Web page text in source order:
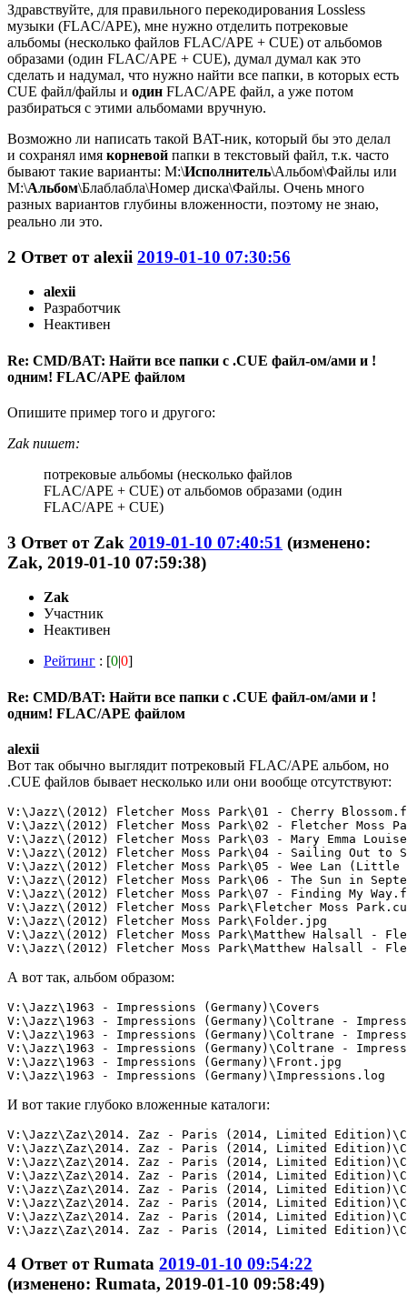
Здравствуйте, для правильного перекодирования Lossless
музыки (FLAC/APE), мне нужно отделить потрековые
альбомы (несколько файлов FLAC/APE + CUE) от альбомов
образами (один FLAC/APE + CUE), думал думал как это
сделать и надумал, что нужно найти все папки, в которых есть
CUE файл/файлы и один FLAC/APE файл, а уже потом
разбираться с этими альбомами вручную.
Возможно ли написать такой BAT-ник, который бы это делал
и сохранял имя корневой папки в текстовый файл, т.к. часто
бывают такие варианты: M:\Исполнитель\Альбом\Файлы или
M:\Альбом\Блаблабла\Номер диска\Файлы. Очень много
разных вариантов глубины вложенности, поэтому не знаю,
реально ли это.
2 Ответ отalexii 2019-01-10 07:30:56
alexii
Разработчик
Неактивен
Re: CMD/BAT: Найти все папки с .CUE файл-ом/ами и !
одним! FLAC/APE файлом
Опишите пример того и другого:
Zak пишет:
потрековые альбомы (несколько файлов
FLAC/APE + CUE) от альбомов образами (один
FLAC/APE + CUE)
3 Ответ от Zak 2019-01-10 07:40:51 (изменено:
Zak, 2019-01-10 07:59:38)
Zak
Участник
Неактивен
Рейтинг : [0|0]
Re: CMD/BAT: Найти все папки с .CUE файл-ом/ами и !
одним! FLAC/APE файлом
alexii
Вот так обычно выглядит потрековый FLAC/APE альбом, но
.CUE файлов бывает несколько или они вообще отсутствуют:
V:\Jazz\(2012) Fletcher Moss Park\01 - Cherry
V:\Jazz\(2012) Fletcher Moss Park\02 - Fletcher Moss
V:\Jazz\(2012) Fletcher Moss Park\03 - Mary Emma
V:\Jazz\(2012) Fletcher Moss Park\04 - Sailing Out to
V:\Jazz\(2012) Fletcher Moss Park\05 - Wee Lan
V:\Jazz\(2012) Fletcher Moss Park\06 - The Sun in
V:\Jazz\(2012) Fletcher Moss Park\07 - Finding My
V:\Jazz\(2012) Fletcher Moss Park\Fletcher Moss
V:\Jazz\(2012) Fletcher Moss Park\Folder.jpg
V:\Jazz\(2012) Fletcher Moss Park\Matthew Halsall -
V:\Jazz\(2012) Fletcher Moss Park\Matthew Halsall -
А вот так, альбом образом:
V:\Jazz\1963 - Impressions (Germany)\Covers
V:\Jazz\1963 - Impressions (Germany)\Coltrane -
V:\Jazz\1963 - Impressions (Germany)\Coltrane -
V:\Jazz\1963 - Impressions (Germany)\Coltrane -
V:\Jazz\1963 - Impressions (Germany)\Front.jpg
И вот такие глубоко вложенные каталоги:
V:\Jazz\Zaz\2014. Zaz - Paris (2014, Limited
V:\Jazz\Zaz\2014. Zaz - Paris (2014, Limited
V:\Jazz\Zaz\2014. Zaz - Paris (2014, Limited
V:\Jazz\Zaz\2014. Zaz - Paris (2014, Limited
V:\Jazz\Zaz\2014. Zaz - Paris (2014, Limited
V:\Jazz\Zaz\2014. Zaz - Paris (2014, Limited
V:\Jazz\Zaz\2014. Zaz - Paris (2014, Limited
V:\Jazz\Zaz\2014. Zaz - Paris (2014, Limited
4 Ответ отRumata 2019-01-10 09:54:22
(изменено: Rumata, 2019-01-10 09:58:49)